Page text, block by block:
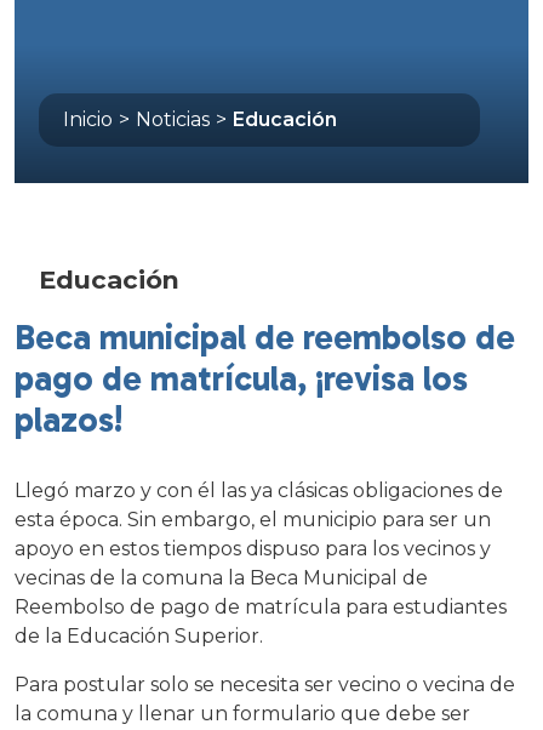
Inicio > Noticias > Educación
Educación
Beca municipal de reembolso de
pago de matrícula, ¡revisa los
plazos!
Llegó marzo y con él las ya clásicas obligaciones de
esta época. Sin embargo, el municipio para ser un
apoyo en estos tiempos dispuso para los vecinos y
vecinas de la comuna la Beca Municipal de
Reembolso de pago de matrícula para estudiantes
de la Educación Superior.
Para postular solo se necesita ser vecino o vecina de
la comuna y llenar un formulario que debe ser